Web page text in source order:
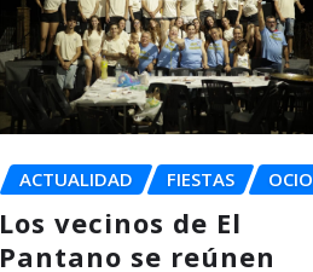
ACTUALIDAD FIESTAS OCIO
Los vecinos de El
Pantano se reúnen